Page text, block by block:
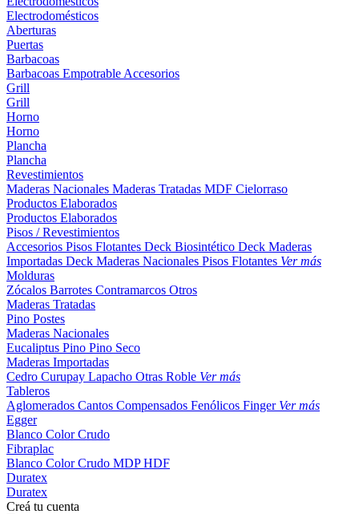
Electrodomésticos
Aberturas
Puertas
Barbacoas
Barbacoas Empotrable Accesorios
Grill
Grill
Horno
Horno
Plancha
Plancha
Revestimientos
Maderas Nacionales Maderas Tratadas MDF Cielorraso
Productos Elaborados
Productos Elaborados
Pisos / Revestimientos
Accesorios Pisos Flotantes Deck Biosintético Deck Maderas
Importadas Deck Maderas Nacionales Pisos Flotantes Ver más
Molduras
Zócalos Barrotes Contramarcos Otros
Maderas Tratadas
Pino Postes
Maderas Nacionales
Eucaliptus Pino Pino Seco
Maderas Importadas
Cedro Curupay Lapacho Otras Roble Ver más
Tableros
Aglomerados Cantos Compensados Fenólicos Finger Ver más
Egger
Blanco ColorCrudo
Fibraplac
Blanco ColorCrudo MDPHDF
Duratex
Duratex
Creá tu cuenta